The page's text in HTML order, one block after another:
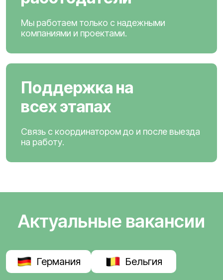
Мы работаем только с надежными
компаниями и проектами.
Поддержка на
всех этапах
Связь с координатором до и после выезда
на работу.
Актуальные вакансии
Германия Бельгия